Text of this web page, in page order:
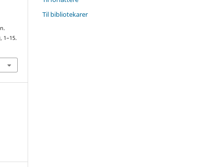
1–15.
Til bibliotekarer